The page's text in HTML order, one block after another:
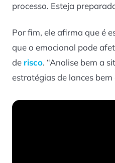
processo. Esteja
Por fim, ele afirma que é
que o emocional pode
de risco. “Analise bem a
estratégias de lances bem